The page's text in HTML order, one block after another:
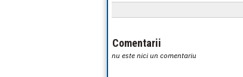
Comentarii
nu este nici un comentariu